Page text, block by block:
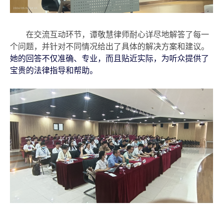
在交流互动环节，谭敬慧律师耐心详尽地解答了每一
个问题，并针对不同情况给出了具体的解决方案和建议。
她的回答不仅准确、专业，而且贴近实际，为听众提供了
宝贵的法律指导和帮助。